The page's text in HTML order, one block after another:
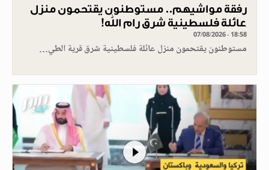
رفقة مواشيهم.. مستوطنون يقتحمون منزل
عائلة فلسطينية شرق رام الله!
07/08/2026 - 18:58
مستوطنون يقتحمون منزل عائلة فلسطينية شرق قرية الطي…